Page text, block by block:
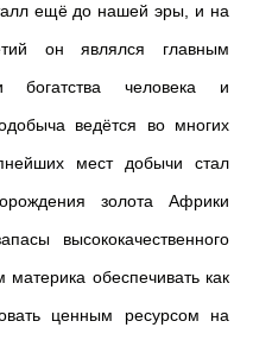
ещё до нашей эры, и на
он являлся главным
богатства человека и
ведётся во многих
мест добычи стал
золота Африки
высококачественного
материка обеспечивать как
ценным ресурсом на